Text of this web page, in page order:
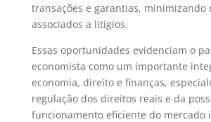
transações e garantias, minimizando
associados a litígios.
Essas oportunidades evidenciam o
economista como um importante
economia, direito e finanças,
regulação dos direitos reais e da
funcionamento eficiente do mercado